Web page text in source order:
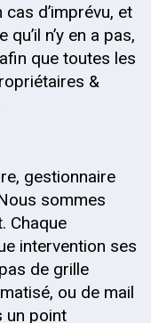
d’imprévu, et
n’y en a pas,
que toutes les
&
gestionnaire
sommes
Chaque
intervention ses
de grille
ou de mail
un point